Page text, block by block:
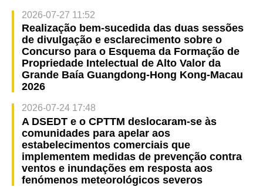
2026-07-27 11:52
Realização bem-sucedida das duas sessões
de divulgação e esclarecimento sobre o
Concurso para o Esquema da Formação de
Propriedade Intelectual de Alto Valor da
Grande Baía Guangdong-Hong Kong-Macau
2026
2026-07-24 17:48
A DSEDT e o CPTTM deslocaram-se às
comunidades para apelar aos
estabelecimentos comerciais que
implementem medidas de prevenção contra
ventos e inundações em resposta aos
fenómenos meteorológicos severos